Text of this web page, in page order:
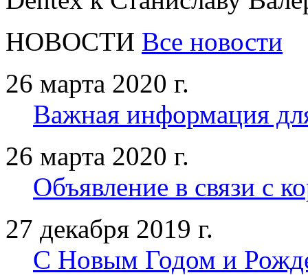
НОВОСТИ Все новости
26 марта 2020 г.
Важная информация
26 марта 2020 г.
Объявление в связи с
27 декабря 2019 г.
С Новым Годом и